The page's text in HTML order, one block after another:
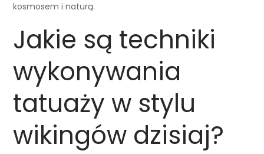
kosmosem i naturą.
Jakie są techniki
wykonywania
tatuaży w stylu
wikingów dzisiaj?